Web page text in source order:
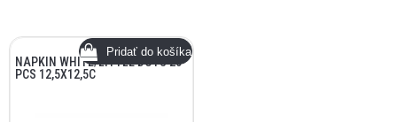
NAPKIN WHITE/LITTLE DOTS 20
PCS 12,5X12,5C